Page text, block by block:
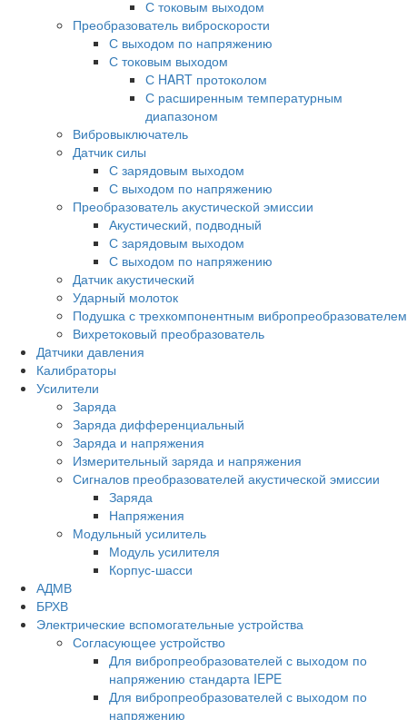
С токовым выходом
Преобразователь виброскорости
С выходом по напряжению
С токовым выходом
С HART протоколом
С расширенным температурным
диапазоном
Вибровыключатель
Датчик силы
С зарядовым выходом
С выходом по напряжению
Преобразователь акустической эмиссии
Акустический, подводный
С зарядовым выходом
С выходом по напряжению
Датчик акустический
Ударный молоток
Подушка с трехкомпонентным вибропреобразователем
Вихретоковый преобразователь
Дaтчики давления
Калибраторы
Усилители
Заряда
Заряда дифференциальный
Заряда и напряжения
Измерительный заряда и напряжения
Сигналов преобразователей акустической эмиссии
Заряда
Напряжения
Модульный усилитель
Модуль усилителя
Корпус-шасси
АДМВ
БРХВ
Электрические вспомогательные устройства
Согласующее устройство
Для вибропреобразователей с выходом по
напряжению стандарта IEPE
Для вибропреобразователей с выходом по
напряжению